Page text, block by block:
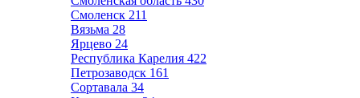
Смоленск 211
Вязьма 28
Ярцево 24
Республика Карелия 422
Петрозаводск 161
Сортавала 34